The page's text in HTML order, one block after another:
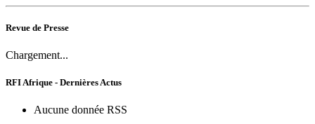
Revue de Presse
Chargement...
RFI Afrique - Dernières Actus
Aucune donnée RSS